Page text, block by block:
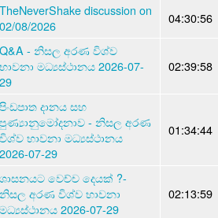
TheNeverShake discussion on
02/08/2026
04:30:56
Q&A - නිසල අරණ විශ්ව
භාවනා මධ්‍යස්ථානය 2026-07-
29
02:39:58
පිංඩපාත දානය සහ
පුණ්‍යානුමෝදනාව - නිසල අරණ
විශ්ව භාවනා මධ්‍යස්ථානය
2026-07-29
01:34:44
ශාසනයට වෙච්ච දෙයක් ?-
නිසල අරණ විශ්ව භාවනා
මධ්‍යස්ථානය 2026-07-29
02:13:59